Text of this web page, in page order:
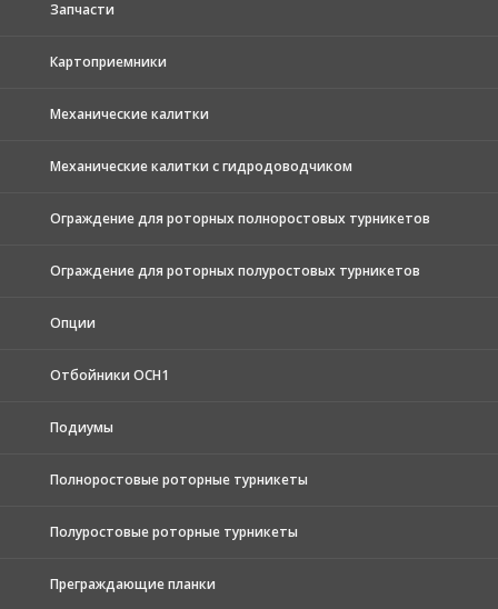
Запчасти
Картоприемники
Механические калитки
Механические калитки с гидродоводчиком
Ограждение для роторных полноростовых турникетов
Ограждение для роторных полуростовых турникетов
Опции
Отбойники ОСН1
Подиумы
Полноростовые роторные турникеты
Полуростовые роторные турникеты
Преграждающие планки